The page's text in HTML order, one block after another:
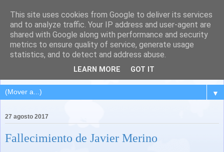
QUINTANA DEL PUENTE
(Palencia)
Pueblo del Cerrato palentino
▼
27 agosto 2017
Fallecimiento de Javier Merino
This site uses cookies from Google to deliver its services
and to analyze traffic. Your IP address and user-agent are
shared with Google along with performance and security
metrics to ensure quality of service, generate usage
statistics, and to detect and address abuse.
LEARN MORE GOT IT